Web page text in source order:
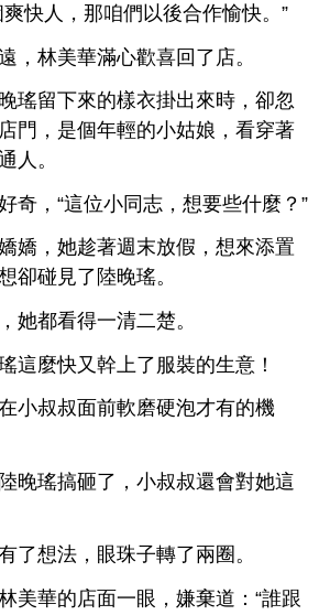
爽 ， 咱們以 作愉
。”
，林美華滿 回
。
瑤留 樣 掛
，卻忽
， 個 姑娘，
穿著
。
奇，“ 位 同志，
些什麼？”
嬌， 趁著週末放假，
添置
卻碰見 陸
瑤。
都 得 清
楚。
麼 又幹 裝
！
叔叔面 磨
泡才
陸 瑤搞砸 ， 叔叔還
對
法， 珠子轉
兩圈。
美華 面 ，嫌棄
：“誰跟